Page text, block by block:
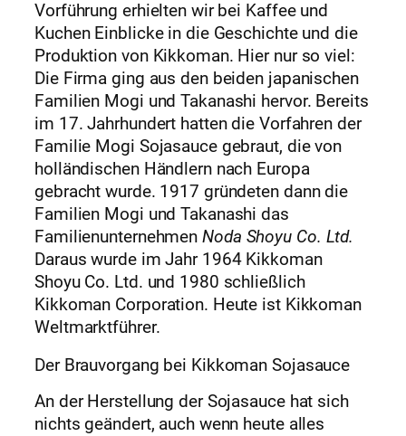
Vorführung erhielten wir bei Kaffee und
Kuchen Einblicke in die Geschichte und die
Produktion von Kikkoman. Hier nur so viel:
Die Firma ging aus den beiden japanischen
Familien Mogi und Takanashi hervor. Bereits
im 17. Jahrhundert hatten die Vorfahren der
Familie Mogi Sojasauce gebraut, die von
holländischen Händlern nach Europa
gebracht wurde. 1917 gründeten dann die
Familien Mogi und Takanashi das
Familienunternehmen Noda Shoyu Co. Ltd.
Daraus wurde im Jahr 1964 Kikkoman
Shoyu Co. Ltd. und 1980 schließlich
Kikkoman Corporation. Heute ist Kikkoman
Weltmarktführer.
Der Brauvorgang bei Kikkoman Sojasauce
An der Herstellung der Sojasauce hat sich
nichts geändert, auch wenn heute alles